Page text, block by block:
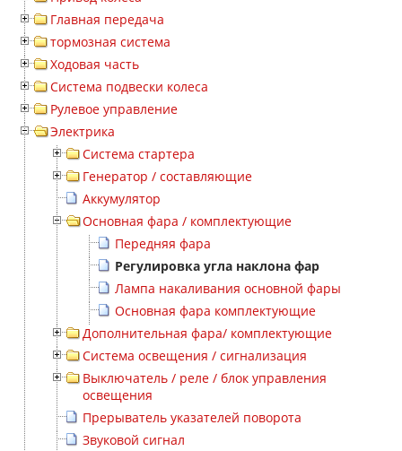
Главная передача
тормозная система
Ходовая часть
Система подвески колеса
Рулевое управление
Электрика
Система стартера
Генератор / составляющие
Аккумулятор
Основная фара / комплектующие
Передняя фара
Регулировка угла наклона фар
Лампа накаливания основной фары
Основная фара комплектующие
Дополнительная фара/ комплектующие
Система освещения / сигнализация
Выключатель / реле / блок управления
освещения
Прерыватель указателей поворота
Звуковой сигнал